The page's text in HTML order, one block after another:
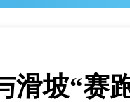
滑坡“赛